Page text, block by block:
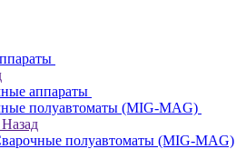
аппараты
полуавтоматы (MIG-MAG)
Назад
полуавтоматы (MIG-MAG)